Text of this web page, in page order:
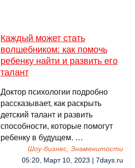
Каждый может стать
волшебником: как помочь
ребенку найти и развить его
талант
Доктор психологии подробно
рассказывает, как раскрыть
детский талант и развить
способности, которые помогут
ребенку в будущем. …
Шоу-бизнес, Знаменитости
05:20, Март 10, 2023 | 7days.ru